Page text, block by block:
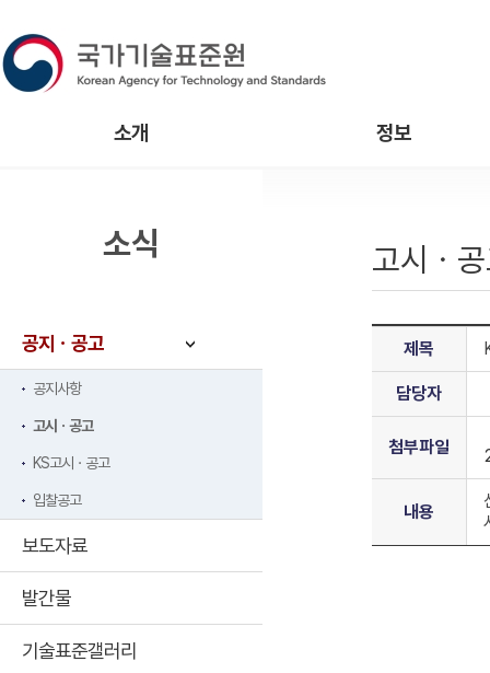
소개 정보
고시ㆍ
제목
담당자
첨부파일
내용
소식
공지ㆍ공고
공지사항
고시ㆍ공고
KS고시ㆍ공고
입찰공고
보도자료
발간물
기술표준갤러리